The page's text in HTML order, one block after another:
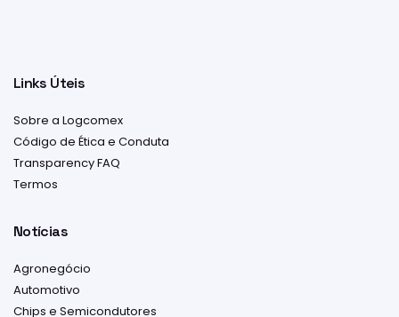
Links Úteis
Sobre a Logcomex
Código de Ética e Conduta
Transparency FAQ
Termos
Notícias
Agronegócio
Automotivo
Chips e Semicondutores